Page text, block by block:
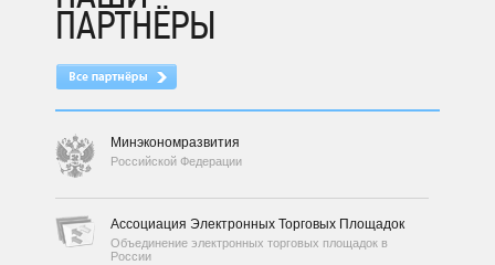
ПАРТНЁРЫ
Минэкономразвития
Российской Федерации
Ассоциация Электронных Торговых Площадок
Объединение электронных торговых площадок в
России